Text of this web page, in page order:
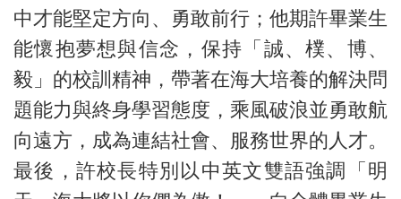
中才能堅定方向、勇敢前行；他期許畢業生
能懷抱夢想與信念，保持「誠、樸、博、
毅」的校訓精神，帶著在海大培養的解決問
題能力與終身學習態度，乘風破浪並勇敢航
向遠方，成為連結社會、服務世界的人才。
最後，許校長特別以中英文雙語強調「明